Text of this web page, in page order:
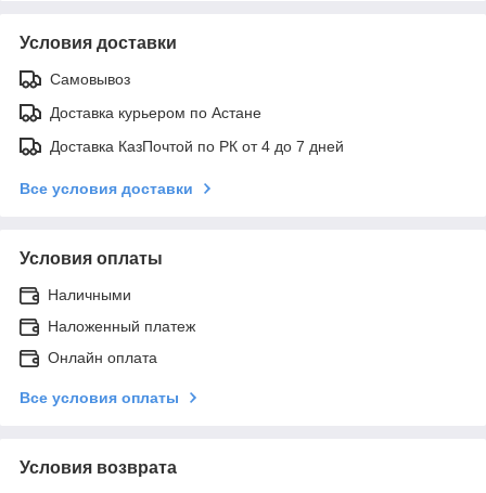
Условия доставки
Самовывоз
Доставка курьером по Астане
Доставка КазПочтой по РК от 4 до 7 дней
Все условия доставки
Условия оплаты
Наличными
Наложенный платеж
Онлайн оплата
Все условия оплаты
Условия возврата